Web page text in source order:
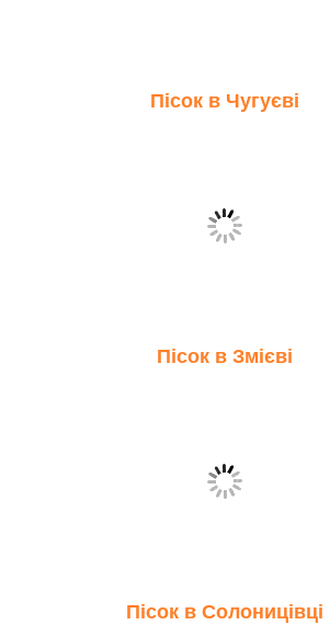
Пісок в Чугуєві
Пісок в Змієві
Пісок в Солоницівці